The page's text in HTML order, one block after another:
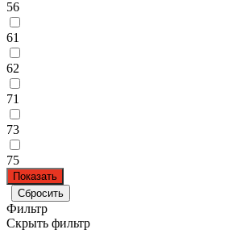
56
61
62
71
73
75
Фильтр
Скрыть фильтр